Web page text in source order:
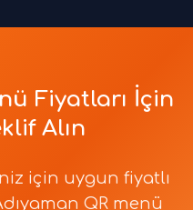
Fiyatları İçin
Alın
için uygun fiyatlı
QR menü